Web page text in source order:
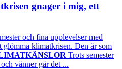
gnager i mig, ett
och fina upplevelser med
glömma klimatkrisen. Den är som
Trots semester
vänner går det ...